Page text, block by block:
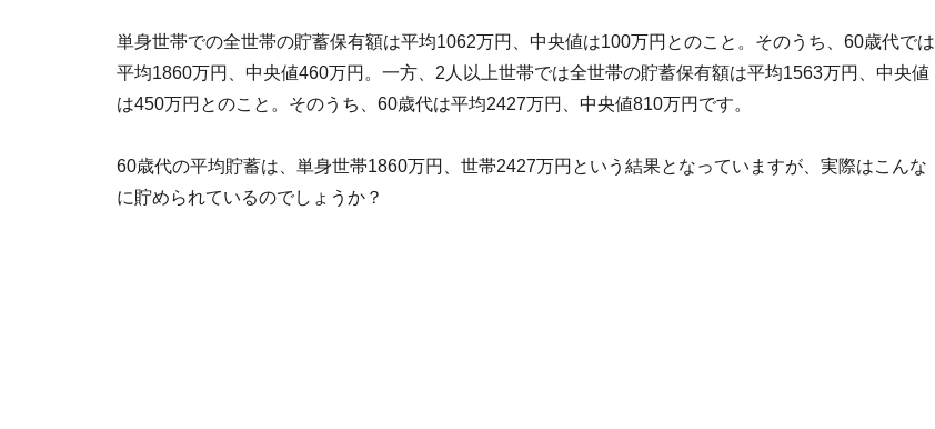
単身世帯での全世帯の貯蓄保有額は平均1062万円、中央値は100万円とのこと。そのうち、60歳代では
平均1860万円、中央値460万円。一方、2人以上世帯では全世帯の貯蓄保有額は平均1563万円、中央値
は450万円とのこと。そのうち、60歳代は平均2427万円、中央値810万円です。
60歳代の平均貯蓄は、単身世帯1860万円、世帯2427万円という結果となっていますが、実際はこんな
に貯められているのでしょうか？